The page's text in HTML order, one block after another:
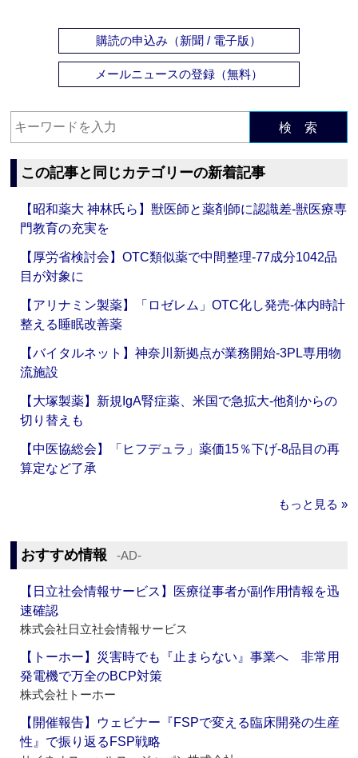
購読の申込み（新聞 / 電子版）
メールニュースの登録（無料）
検 索
この記事と同じカテゴリーの新着記事
【昭和薬大 神林氏ら】獣医師と薬剤師に認識差‐獣医療専
門教育の充実を
【厚労省検討会】OTC類似薬で中間整理‐77成分1042品
目が対象に
【アリナミン製薬】「ロゼレム」OTC化し発売‐体内時計
整える睡眠改善薬
【バイタルネット】神奈川新拠点が業務開始‐3PL専用物
流施設
【大塚製薬】新規IgA腎症薬、米国で急拡大‐他剤からの
切り替えも
【中医協総会】「ヒフデュラ」薬価15％下げ‐8品目の再
算定など了承
もっと見る »
おすすめ情報 ‐AD‐
【日立社会情報サービス】医療従事者が副作用情報を迅
速確認
株式会社日立社会情報サービス
【トーホー】災害時でも『止まらない』事業へ 非常用
発電機で万全のBCP対策
株式会社トーホー
【開催報告】ウェビナー『FSPで変える臨床開発の生産
性』で振り返るFSP戦略